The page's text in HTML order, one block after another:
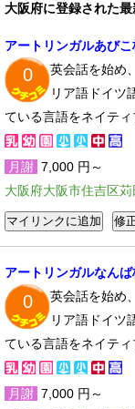
大阪府に登録された
アートリンガルあびこ
0
英会話を始め
リア語ドイツ
ている言語をネイテ
月謝 7,000 円～
大阪府大阪市住吉区
アートリンガルなんば
0
英会話を始め
リア語ドイツ
ている言語をネイテ
月謝 7,000 円～